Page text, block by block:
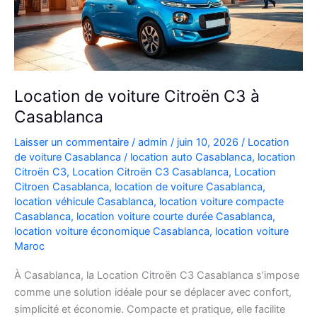
Location de voiture Citroën C3 à
Casablanca
Laisser un commentaire / admin / juin 10, 2026 / Location
de voiture Casablanca / location auto Casablanca, location
Citroën C3, Location Citroën C3 Casablanca, Location
Citroen Casablanca, location de voiture Casablanca,
location véhicule Casablanca, location voiture compacte
Casablanca, location voiture courte durée Casablanca,
location voiture économique Casablanca, location voiture
Maroc
À Casablanca, la Location Citroën C3 Casablanca s’impose
comme une solution idéale pour se déplacer avec confort,
simplicité et économie. Compacte et pratique, elle facilite